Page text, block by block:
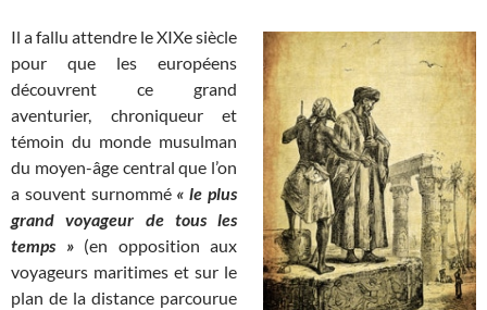
Il a fallu attendre le XIXe siècle
pour que les européens
découvrent ce grand
aventurier, chroniqueur et
témoin du monde musulman
du moyen-âge central que l’on
a souvent surnommé « le plus
grand voyageur de tous les
temps » (en opposition aux
voyageurs maritimes et sur le
plan de la distance parcourue